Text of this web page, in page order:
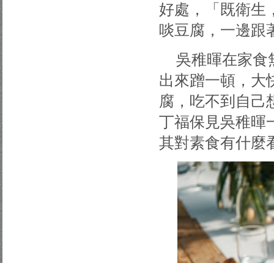
好處，「既衛生
啖豆腐，一邊跟
吳稚暉在家食
出來蹭一頓，大
腐，吃不到自己
丁福保見吳稚暉
其對素食有什麼